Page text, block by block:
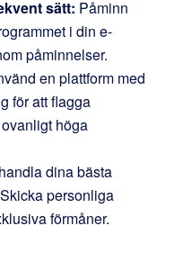
sätt: Påminn
i din e-
påminnelser.
en plattform med
för att flagga
höga
dina bästa
personliga
förmåner.